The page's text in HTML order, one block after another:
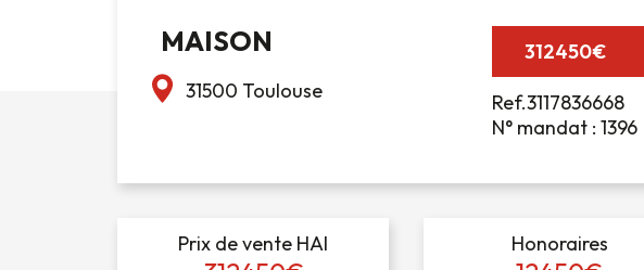
MAISON
31500 Toulouse
312450€
Ref.3117836668
N° mandat : 1396
Prix de vente HAI Honoraires